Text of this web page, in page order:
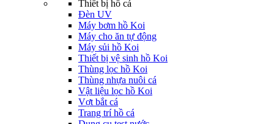
Thiết bị hồ cá
Đèn UV
Máy bơm hồ Koi
Máy cho ăn tự động
Máy sủi hồ Koi
Thiết bị vệ sinh hồ Koi
Thùng lọc hồ Koi
Thùng nhựa nuôi cá
Vật liệu lọc hồ Koi
Vợt bắt cá
Trang trí hồ cá